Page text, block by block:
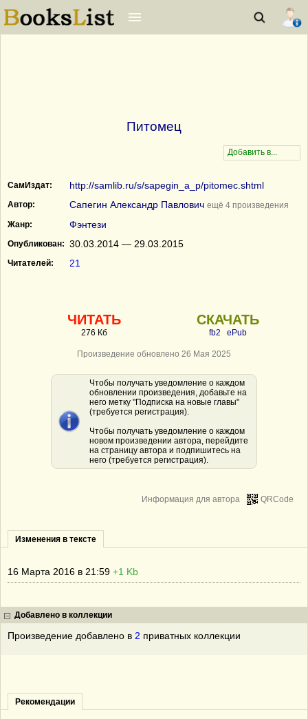
Питомец
СамИздат: http://samlib.ru/s/sapegin_a_p/pitomec.shtml
Автор: Сапегин Александр Павлович ещё 4 произведения
Жанр:
Фэнтези
Опубликован: 30.03.2014 — 29.03.2015
Читателей: 21
ЧИТАТЬ
276 Кб
СКАЧАТЬ
fb2 ePub
Произведение обновлено 26 Мая 2025
Чтобы получать уведомление о каждом
обновлении произведения, добавьте на
него метку "Подписка на новые главы"
(требуется регистрация).
Чтобы получать уведомление о каждом
новом произведении автора, перейдите
на страницу автора и подпишитесь на
него (требуется регистрация).
QRCode
Информация для автора
Изменения в тексте
16 Марта 2016 в 21:59 +1 Kb
Добавлено в коллекции
Произведение добавлено в 2 приватных коллекции
Рекомендации